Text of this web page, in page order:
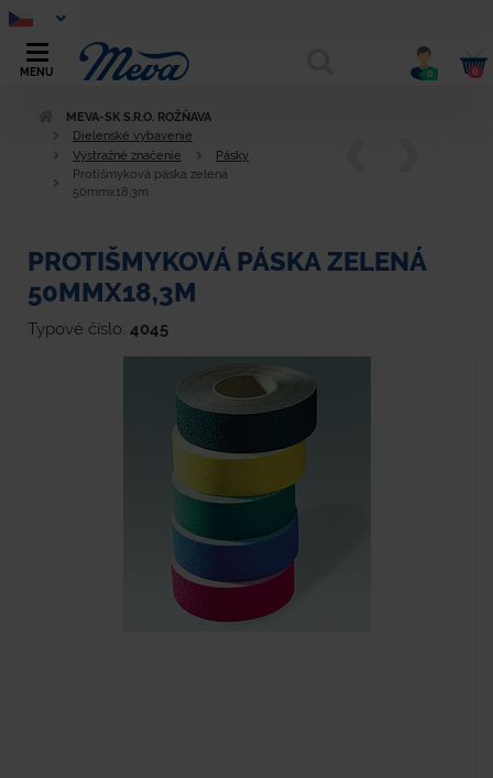
MENU 0 0
MEVA-SK S.R.O. ROŽŇAVA
Dielenské vybavenie
Výstražné značenie
Pásky
Protišmyková páska zelená
50mmx18,3m
PROTIŠMYKOVÁ PÁSKA ZELENÁ
50MMX18,3M
Typové číslo: 4045